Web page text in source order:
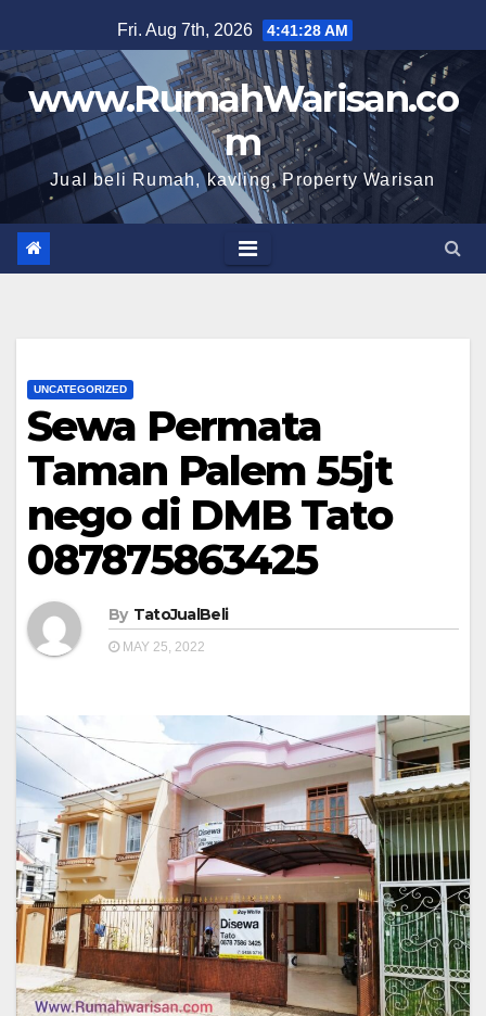
to
content
Fri. Aug 7th, 2026 4:41:29 AM
www.RumahWarisan.co
m
Jual beli Rumah, kavling, Property Warisan
UNCATEGORIZED
Sewa Permata
Taman Palem 55jt
nego di DMB Tato
087875863425
By TatoJualBeli
MAY 25, 2022